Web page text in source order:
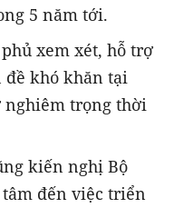
5 năm tới.
xem xét, hỗ trợ
khó khăn tại
nghiêm trọng thời
kiến nghị Bộ
đến việc triển